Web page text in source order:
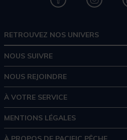
RETROUVEZ NOS UNIVERS
NOUS SUIVRE
NOUS REJOINDRE
À VOTRE SERVICE
MENTIONS LÉGALES